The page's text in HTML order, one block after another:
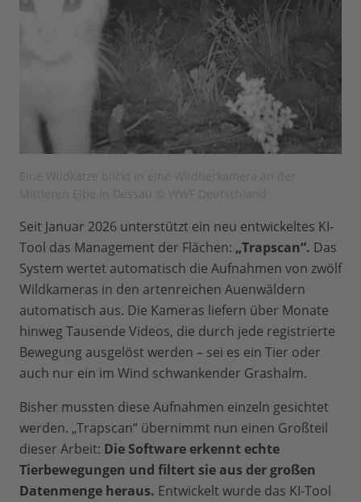
Seit Januar 2026 unterstützt ein neu entwickeltes KI-
Tool das Management der Flächen: „Trapscan“. Das
System wertet automatisch die Aufnahmen von zwölf
Wildkameras in den artenreichen Auenwäldern
automatisch aus. Die Kameras liefern über Monate
hinweg Tausende Videos, die durch jede registrierte
Bewegung ausgelöst werden – sei es ein Tier oder
auch nur ein im Wind schwankender Grashalm.
Bisher mussten diese Aufnahmen einzeln gesichtet
werden. „Trapscan“ übernimmt nun einen Großteil
dieser Arbeit: Die Software erkennt echte
Tierbewegungen und filtert sie aus der großen
Datenmenge heraus. Entwickelt wurde das KI-Tool